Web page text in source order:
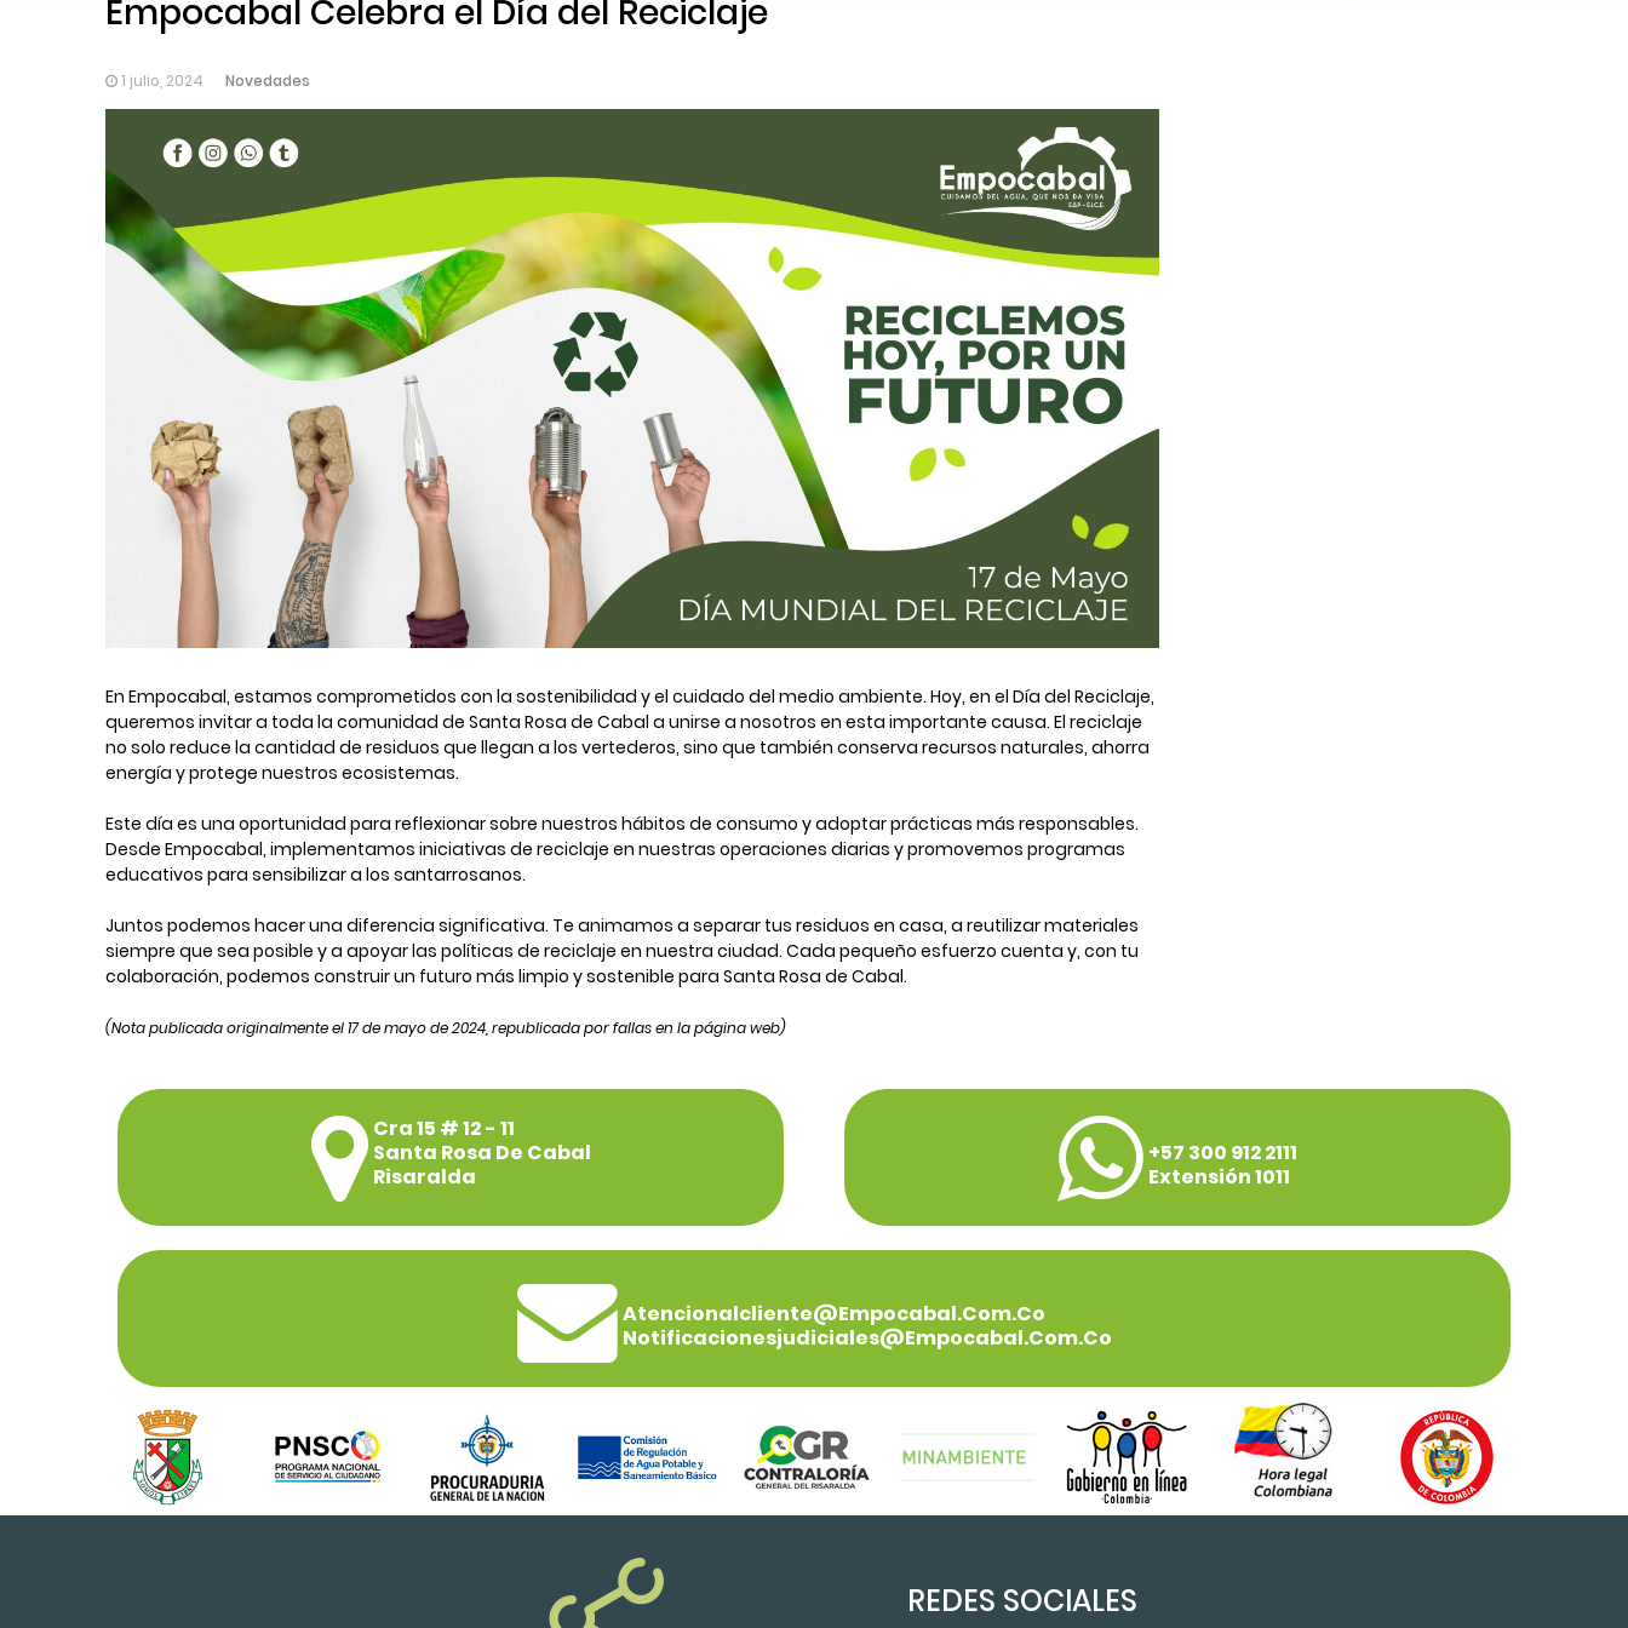
Empocabal Celebra el Día del Reciclaje
1 julio, 2024 Novedades
En Empocabal, estamos comprometidos con la sostenibilidad y el cuidado del medio ambiente. Hoy, en el Día del Reciclaje,
queremos invitar a toda la comunidad de Santa Rosa de Cabal a unirse a nosotros en esta importante causa. El reciclaje
no solo reduce la cantidad de residuos que llegan a los vertederos, sino que también conserva recursos naturales, ahorra
energía y protege nuestros ecosistemas.
Este día es una oportunidad para reflexionar sobre nuestros hábitos de consumo y adoptar prácticas más responsables.
Desde Empocabal, implementamos iniciativas de reciclaje en nuestras operaciones diarias y promovemos programas
educativos para sensibilizar a los santarrosanos.
Juntos podemos hacer una diferencia significativa. Te animamos a separar tus residuos en casa, a reutilizar materiales
siempre que sea posible y a apoyar las políticas de reciclaje en nuestra ciudad. Cada pequeño esfuerzo cuenta y, con tu
colaboración, podemos construir un futuro más limpio y sostenible para Santa Rosa de Cabal.
(Nota publicada originalmente el 17 de mayo de 2024, republicada por fallas en la página web)
Cra 15 # 12 - 11
Santa Rosa De Cabal
Risaralda
+57 300 912 2111
Extensión 1011
Atencionalcliente@empocabal.com.co
Notificacionesjudiciales@empocabal.com.co
REDES SOCIALES